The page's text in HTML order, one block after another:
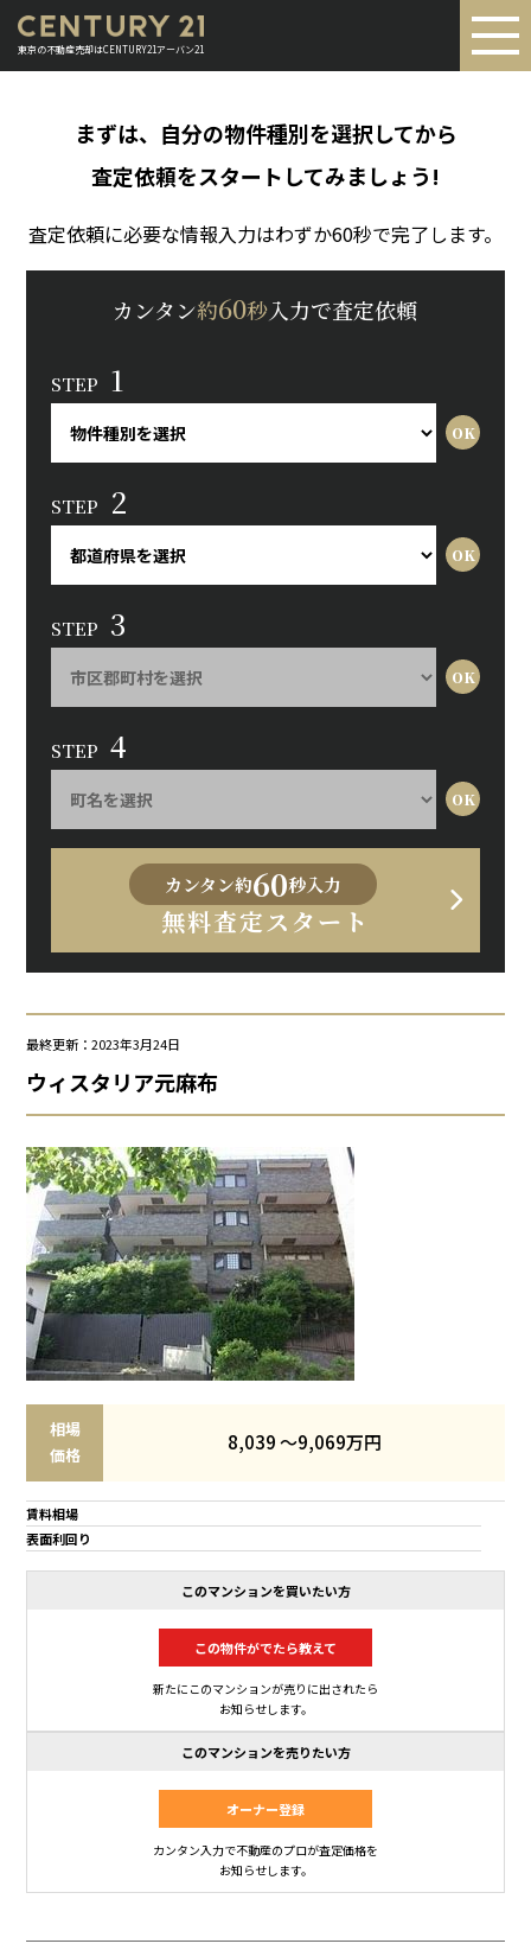
東京の不動産売却はCENTURY21アーバン21
まずは、自分の物件種別を選択してから
査定依頼をスタートしてみましょう!
査定依頼に必要な情報入力はわずか60秒で完了します。
カンタン約60秒入力で査定依頼
STEP 1
STEP 2
STEP 3
STEP 4
カンタン約60秒入力
無料査定スタート
最終更新：2023年3月24日
ウィスタリア元麻布
相場
価格
8,039 ～9,069万円
賃料相場
表面利回り
このマンションを買いたい方
この物件がでたら教えて
新たにこのマンションが売りに出されたら
お知らせします。
このマンションを売りたい方
オーナー登録
カンタン入力で不動産のプロが査定価格を
お知らせします。